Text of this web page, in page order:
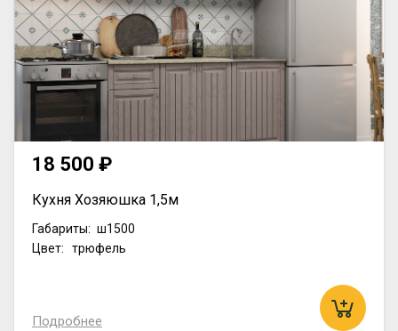
18 500 ₽
Кухня Хозяюшка 1,5м
Габариты: ш1500
Цвет: трюфель
Подробнее